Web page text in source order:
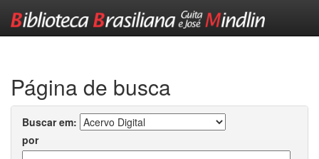
Página de busca
Buscar em:
por